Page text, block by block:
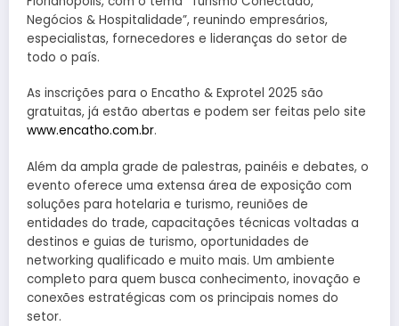
Negócios & Hospitalidade”, reunindo empresários,
especialistas, fornecedores e lideranças do setor de
todo o país.
As inscrições para o Encatho & Exprotel 2025 são
gratuitas, já estão abertas e podem ser feitas pelo site
www.encatho.com.br.
Além da ampla grade de palestras, painéis e debates, o
evento oferece uma extensa área de exposição com
soluções para hotelaria e turismo, reuniões de
entidades do trade, capacitações técnicas voltadas a
destinos e guias de turismo, oportunidades de
networking qualificado e muito mais. Um ambiente
completo para quem busca conhecimento, inovação e
conexões estratégicas com os principais nomes do
setor.